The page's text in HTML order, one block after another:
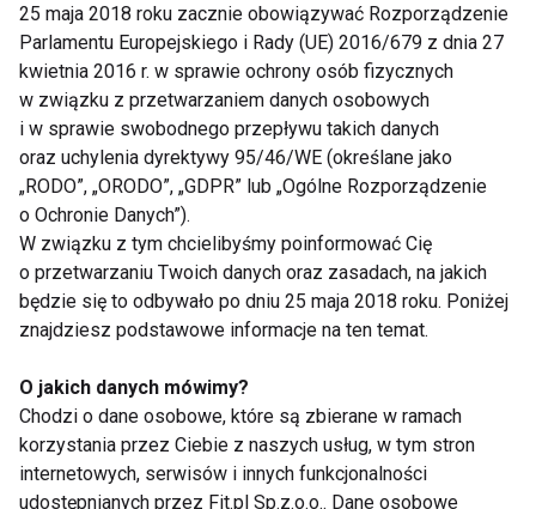
w ciągłym stresie i żałując sobie drobnych
przyjemności. Warto zauważyć, że duża ilość
nerwów wywołuje złudne poczucie głodu, co skłania
nas do podjadania pomiędzy posiłkami i każe jeść
więcej niż musimy. Dobresamopoczucie
zdecydowanie ułatwia walkę o wymarzoną figurę.
Wspomniana duża ilość ruchu jest w tym bardzo
pomocna, istnieją też jednak inne sposoby na
pogodę ducha. Ważne jest aby pomyśleć o sobie, nie
tylko o innych i zadbać o swoje potrzeby, sprawiać
lub nowych ozdób do salonu. Nie można też
zapominać o chwilach na odpoczynek i relaks,nie
trzeba znajdować się w ciągłym biegu. Warto
czasem wyjść naspacer, pooddychać świeżym
25 maja 2018 roku zacznie obowiązywać Rozporządzenie
Parlamentu Europejskiego i Rady (UE) 2016/679 z dnia 27
kwietnia 2016 r. w sprawie ochrony osób fizycznych
w związku z przetwarzaniem danych osobowych
i w sprawie swobodnego przepływu takich danych
oraz uchylenia dyrektywy 95/46/WE (określane jako
„RODO”, „ORODO”, „GDPR” lub „Ogólne Rozporządzenie
o Ochronie Danych”).
W związku z tym chcielibyśmy poinformować Cię
o przetwarzaniu Twoich danych oraz zasadach, na jakich
będzie się to odbywało po dniu 25 maja 2018 roku. Poniżej
znajdziesz podstawowe informacje na ten temat.
O jakich danych mówimy?
Chodzi o dane osobowe, które są zbierane w ramach
korzystania przez Ciebie z naszych usług, w tym stron
internetowych, serwisów i innych funkcjonalności
udostępnianych przez Fit.pl Sp.z.o.o.. Dane osobowe